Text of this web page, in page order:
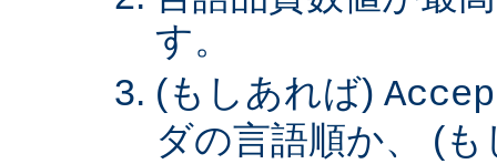
す。
(もしあれば)
ダの言語順か、 (